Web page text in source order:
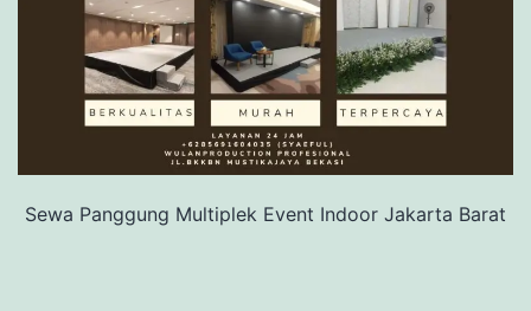
Sewa Panggung Multiplek Event Indoor Jakarta Barat